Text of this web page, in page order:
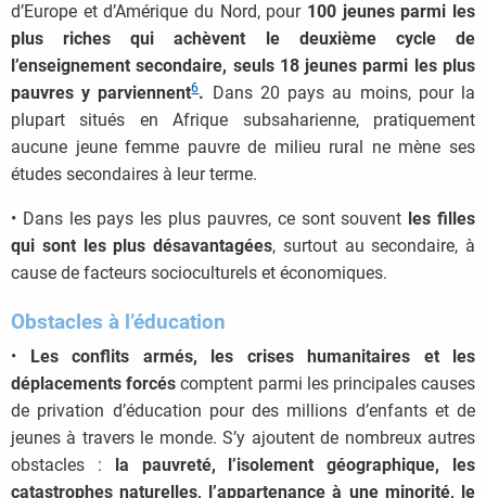
d’Europe et d’Amérique du Nord, pour 100 jeunes parmi les
plus riches qui achèvent le deuxième cycle de
l’enseignement secondaire, seuls 18 jeunes parmi les plus
pauvres y parviennent6. Dans 20 pays au moins, pour la
plupart situés en Afrique subsaharienne, pratiquement
aucune jeune femme pauvre de milieu rural ne mène ses
études secondaires à leur terme.
• Dans les pays les plus pauvres, ce sont souvent les filles
qui sont les plus désavantagées, surtout au secondaire, à
cause de facteurs socioculturels et économiques.
Obstacles à l’éducation
•
Les conflits armés, les crises humanitaires et les
déplacements forcés comptent parmi les principales causes
de privation d’éducation pour des millions d’enfants et de
jeunes à travers le monde. S’y ajoutent de nombreux autres
obstacles :
la pauvreté, l’isolement géographique, les
catastrophes naturelles, l’appartenance à une minorité, le